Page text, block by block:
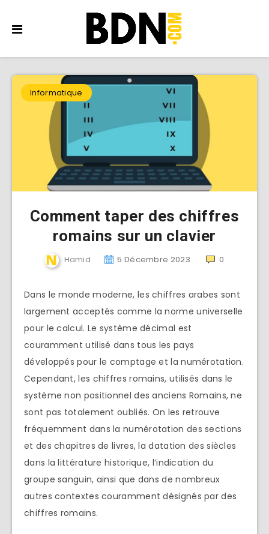
Informatique
Comment taper des chiffres
romains sur un clavier
Hamid 5 Décembre 2023 0
Dans le monde moderne, les chiffres arabes sont
largement acceptés comme la norme universelle
pour le calcul. Le système décimal est
couramment utilisé dans tous les pays
développés pour le comptage et la numérotation.
Cependant, les chiffres romains, utilisés dans le
système non positionnel des anciens Romains, ne
sont pas totalement oubliés. On les retrouve
fréquemment dans la numérotation des sections
et des chapitres de livres, la datation des siècles
dans la littérature historique, l’indication du
groupe sanguin, ainsi que dans de nombreux
autres contextes couramment désignés par des
chiffres romains.